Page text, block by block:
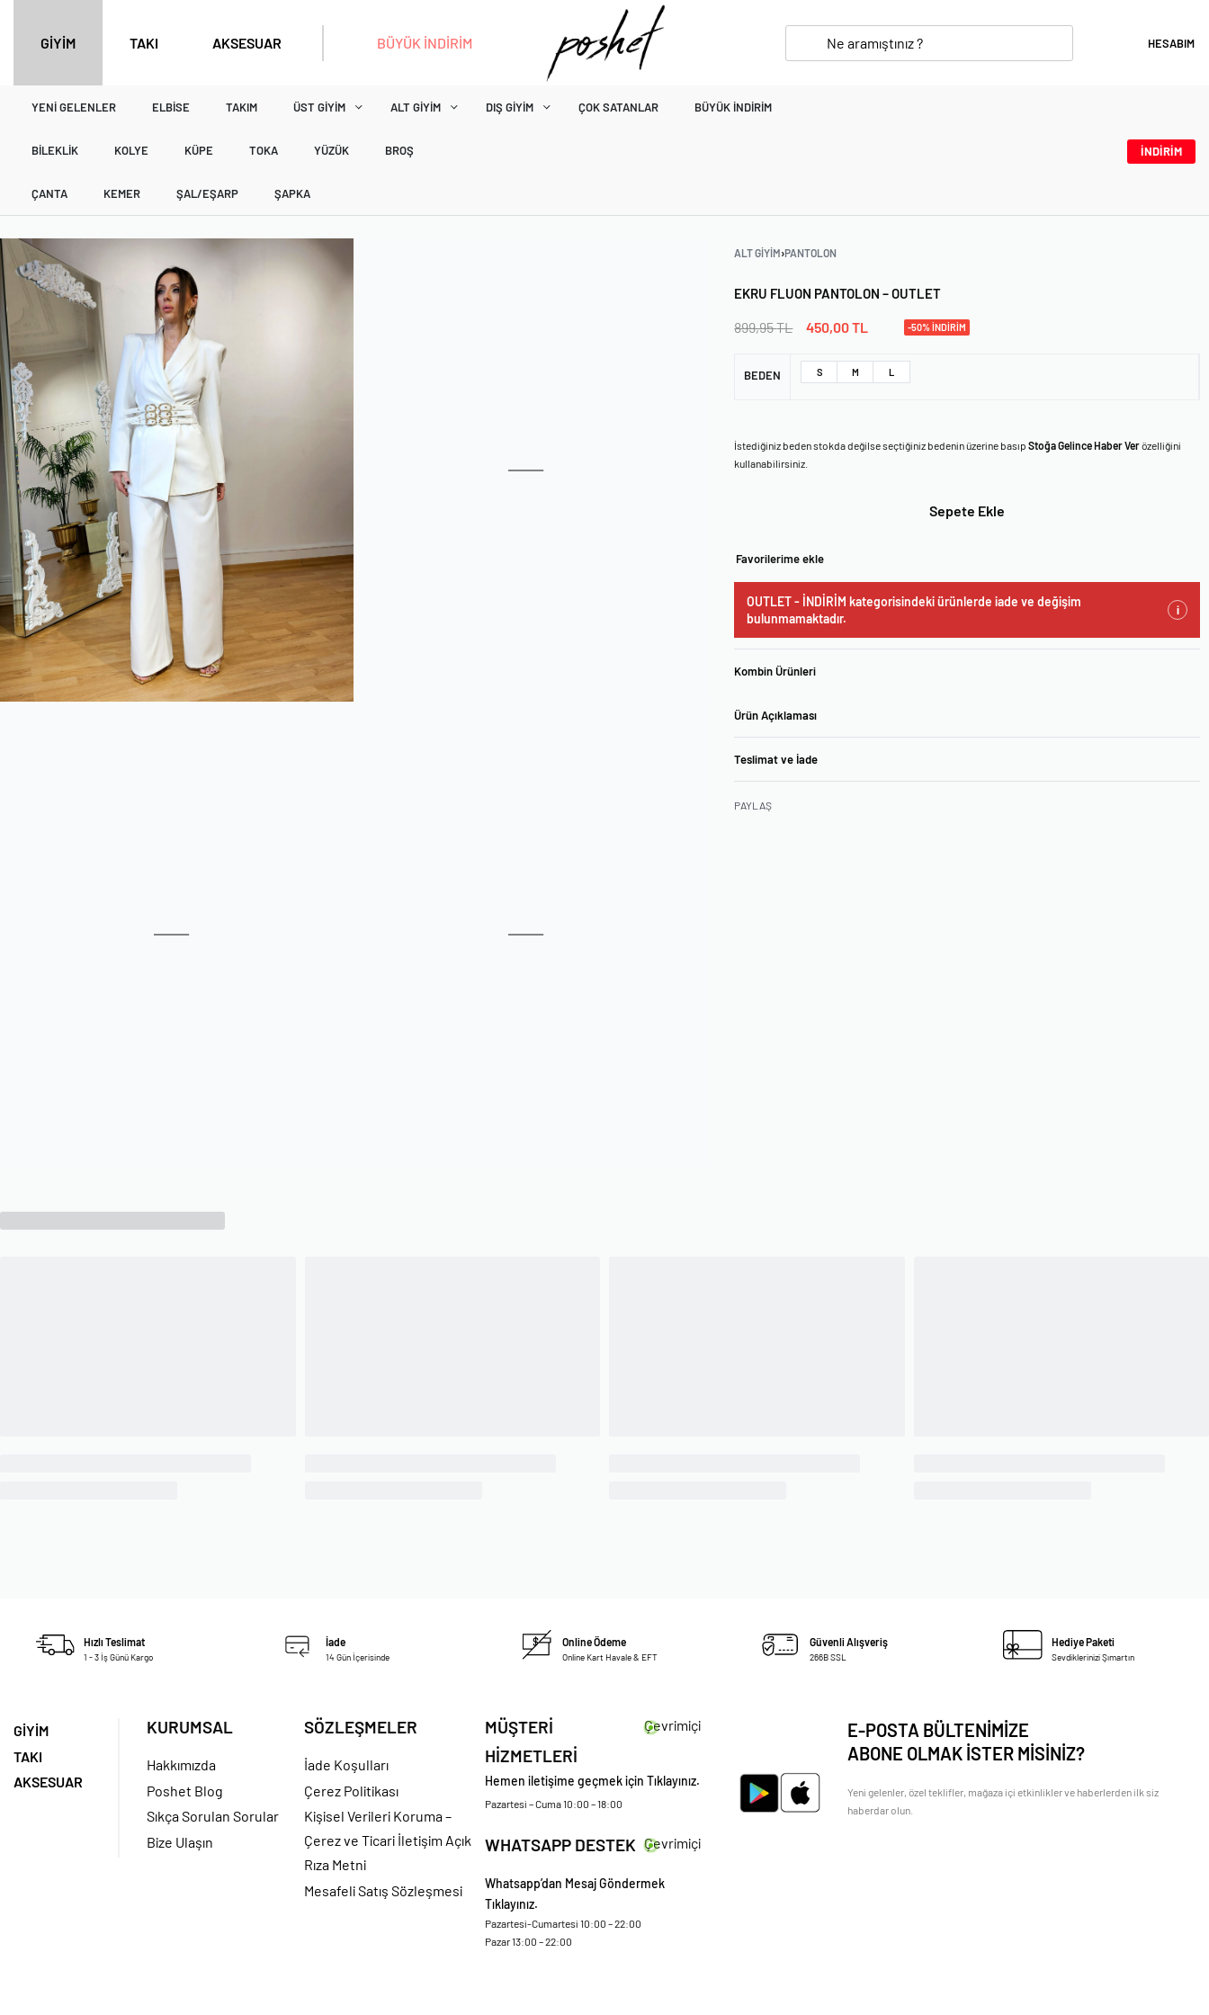
GİYİM TAKI AKSESUAR BÜYÜK İNDİRİM HESABIM
YENI GELENLER ELBISE TAKIM ÜST GIYIM ALT GIYIM DIŞ GIYIM ÇOK SATANLAR BÜYÜK İNDIRIM
BILEKLIK KOLYE KÜPE TOKA YÜZÜK BROŞ
ÇANTA KEMER ŞAL/EŞARP ŞAPKA
İNDİRİM
ALT GIYIM›PANTOLON
EKRU FLUON PANTOLON – OUTLET
899,95TL 450,00TL -50% İNDİRİM
BEDEN S M L
İstediğiniz beden stokda değilse seçtiğiniz bedenin üzerine basıpStoğa Gelince Haber Verözelliğini
kullanabilirsiniz.
Sepete Ekle
Favorilerime ekle
OUTLET - İNDİRİM kategorisindeki ürünlerde iade ve değişim
bulunmamaktadır.
i
Kombin Ürünleri
Ürün Açıklaması
Teslimat ve İade
PAYLAŞ
Hızlı Teslimat
1 - 3 İş Günü Kargo
İade
14 Gün İçerisinde
Online Ödeme
Online Kart Havale & EFT
Güvenli Alışveriş
266B SSL
Hediye Paketi
Sevdiklerinizi Şımartın
GİYİM
TAKI
AKSESUAR
KURUMSAL
Hakkımızda
Poshet Blog
Sıkça Sorulan Sorular
Bize Ulaşın
SÖZLEŞMELER
İade Koşulları
Çerez Politikası
Kişisel Verileri Koruma –
Çerez ve Ticari İletişim Açık
Rıza Metni
Mesafeli Satış Sözleşmesi
MÜŞTERİ
HİZMETLERİ
Çevrimiçi
Hemen iletişime geçmek için Tıklayınız.
Pazartesi – Cuma 10:00 – 18:00
WHATSAPP DESTEK Çevrimiçi
Whatsapp’dan Mesaj Göndermek
Tıklayınız.
Pazartesi-Cumartesi 10:00 – 22:00
Pazar 13:00 – 22:00
E-POSTA BÜLTENİMİZE
ABONE OLMAK İSTER MİSİNİZ?
Yeni gelenler, özel teklifler, mağaza içi etkinlikler ve haberlerden ilk siz
haberdar olun.